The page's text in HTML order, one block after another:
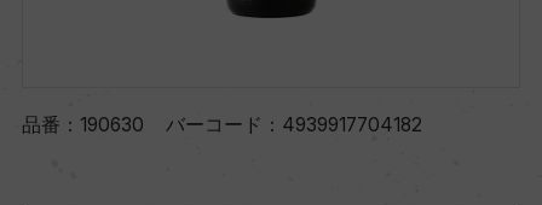
品番： 190630 バーコード： 4939917704182